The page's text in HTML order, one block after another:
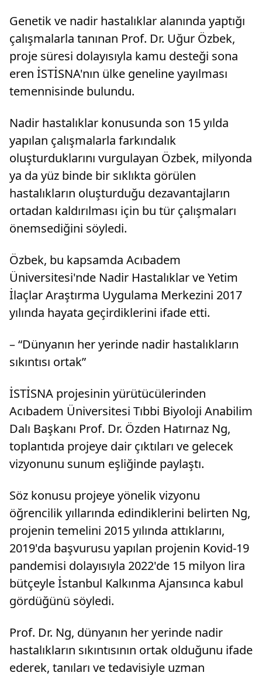
Genetik ve nadir hastalıklar alanında yaptığı
çalışmalarla tanınan Prof. Dr. Uğur Özbek,
proje süresi dolayısıyla kamu desteği sona
eren İSTİSNA'nın ülke geneline yayılması
temennisinde bulundu.
Nadir hastalıklar konusunda son 15 yılda
yapılan çalışmalarla farkındalık
oluşturduklarını vurgulayan Özbek, milyonda
ya da yüz binde bir sıklıkta görülen
hastalıkların oluşturduğu dezavantajların
ortadan kaldırılması için bu tür çalışmaları
önemsediğini söyledi.
Özbek, bu kapsamda Acıbadem
Üniversitesi'nde Nadir Hastalıklar ve Yetim
İlaçlar Araştırma Uygulama Merkezini 2017
yılında hayata geçirdiklerini ifade etti.
– “Dünyanın her yerinde nadir hastalıkların
sıkıntısı ortak”
İSTİSNA projesinin yürütücülerinden
Acıbadem Üniversitesi Tıbbi Biyoloji Anabilim
Dalı Başkanı Prof. Dr. Özden Hatırnaz Ng,
toplantıda projeye dair çıktıları ve gelecek
vizyonunu sunum eşliğinde paylaştı.
Söz konusu projeye yönelik vizyonu
öğrencilik yıllarında edindiklerini belirten Ng,
projenin temelini 2015 yılında attıklarını,
2019'da başvurusu yapılan projenin Kovid-19
pandemisi dolayısıyla 2022'de 15 milyon lira
bütçeyle İstanbul Kalkınma Ajansınca kabul
gördüğünü söyledi.
Prof. Dr. Ng, dünyanın her yerinde nadir
hastalıkların sıkıntısının ortak olduğunu ifade
ederek, tanıları ve tedavisiyle uzman